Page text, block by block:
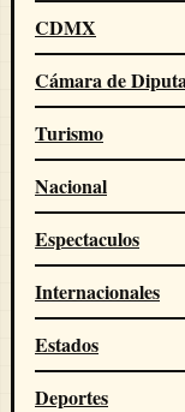
CDMX
Cámara de
Turismo
Nacional
Espectaculos
Internacionales
Estados
Deportes